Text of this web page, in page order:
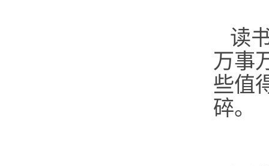
读
万事
些值
碎。